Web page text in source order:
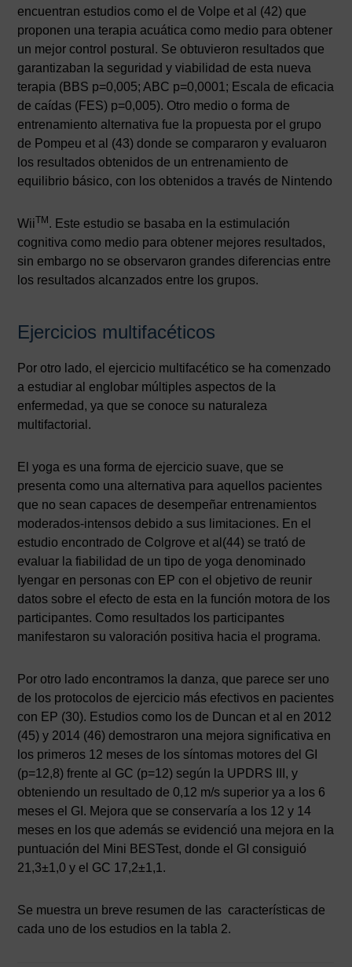
encuentran estudios como el de Volpe et al (42) que
proponen una terapia acuática como medio para obtener
un mejor control postural. Se obtuvieron resultados que
garantizaban la seguridad y viabilidad de esta nueva
terapia (BBS p=0,005; ABC p=0,0001; Escala de eficacia
de caídas (FES) p=0,005). Otro medio o forma de
entrenamiento alternativa fue la propuesta por el grupo
de Pompeu et al (43) donde se compararon y evaluaron
los resultados obtenidos de un entrenamiento de
equilibrio básico, con los obtenidos a través de Nintendo
WiiTM . Este estudio se basaba en la estimulación
cognitiva como medio para obtener mejores resultados,
sin embargo no se observaron grandes diferencias entre
los resultados alcanzados entre los grupos.
Ejercicios multifacéticos
Por otro lado, el ejercicio multifacético se ha comenzado
a estudiar al englobar múltiples aspectos de la
enfermedad, ya que se conoce su naturaleza
multifactorial.
El yoga es una forma de ejercicio suave, que se
presenta como una alternativa para aquellos pacientes
que no sean capaces de desempeñar entrenamientos
moderados-intensos debido a sus limitaciones. En el
estudio encontrado de Colgrove et al(44) se trató de
evaluar la fiabilidad de un tipo de yoga denominado
Iyengar en personas con EP con el objetivo de reunir
datos sobre el efecto de esta en la función motora de los
participantes. Como resultados los participantes
manifestaron su valoración positiva hacia el programa.
Por otro lado encontramos la danza, que parece ser uno
de los protocolos de ejercicio más efectivos en pacientes
con EP (30). Estudios como los de Duncan et al en 2012
(45) y 2014 (46) demostraron una mejora significativa en
los primeros 12 meses de los síntomas motores del GI
(p=12,8) frente al GC (p=12) según la UPDRS III, y
obteniendo un resultado de 0,12 m/s superior ya a los 6
meses el GI. Mejora que se conservaría a los 12 y 14
meses en los que además se evidenció una mejora en la
puntuación del Mini BESTest, donde el GI consiguió
21,3±1,0 y el GC 17,2±1,1.
Se muestra un breve resumen de las características de
cada uno de los estudios en la tabla 2.
CONDICIONES DE CONTRATACIÓN